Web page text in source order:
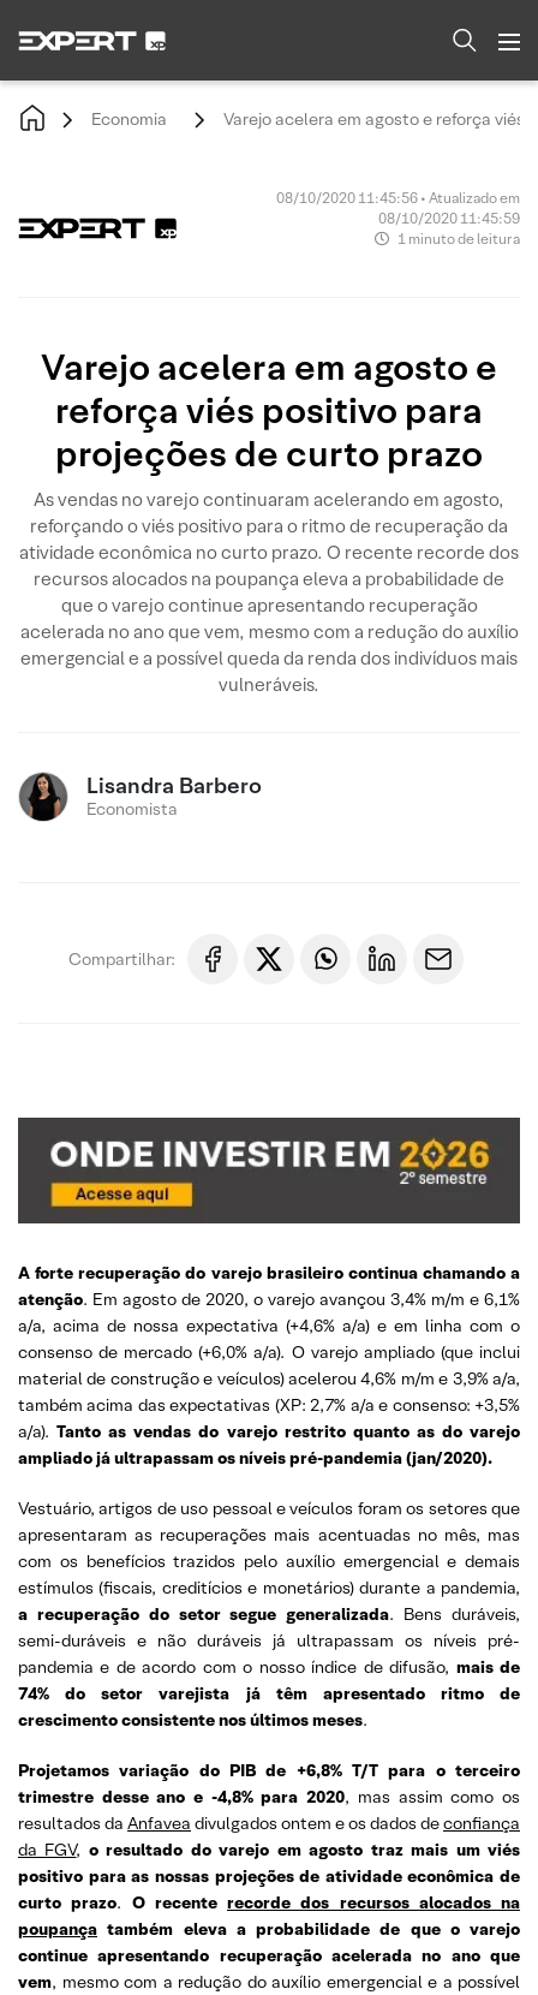
Economia Varejo acelera em agosto e reforça viés
08/10/2020 11:45:56 • Atualizado em
08/10/2020 11:45:59
1 minuto de leitura
Varejo acelera em agosto e
reforça viés positivo para
projeções de curto prazo
As vendas no varejo continuaram acelerando em agosto,
reforçando o viés positivo para o ritmo de recuperação da
atividade econômica no curto prazo. O recente recorde dos
recursos alocados na poupança eleva a probabilidade de
que o varejo continue apresentando recuperação
acelerada no ano que vem, mesmo com a redução do auxílio
emergencial e a possível queda da renda dos indivíduos mais
vulneráveis.
Lisandra Barbero
Economista
Compartilhar:
A forte recuperação do varejo brasileiro continua chamando a
atenção. Em agosto de 2020, o varejo avançou 3,4% m/m e 6,1%
a/a, acima de nossa expectativa (+4,6% a/a) e em linha com o
consenso de mercado (+6,0% a/a). O varejo ampliado (que inclui
material de construção e veículos) acelerou 4,6% m/m e 3,9% a/a,
também acima das expectativas (XP: 2,7% a/a e consenso: +3,5%
a/a).Tanto as vendas do varejo restrito quanto as do varejo
ampliado já ultrapassam os níveis pré-pandemia (jan/2020).
Vestuário, artigos de uso pessoal e veículos foram os setores que
apresentaram as recuperações mais acentuadas no mês, mas
com os benefícios trazidos pelo auxílio emergencial e demais
estímulos (fiscais, creditícios e monetários) durante a pandemia,
a recuperação do setor segue generalizada. Bens duráveis,
semi-duráveis e não duráveis já ultrapassam os níveis pré-
pandemia e de acordo com o nosso índice de difusão, mais de
74% do setor varejista já têm apresentado ritmo de
crescimento consistente nos últimos meses.
Projetamos variação do PIB de +6,8% T/T para o terceiro
trimestre desse ano e -4,8% para 2020, mas assim como os
resultados da Anfavea divulgados ontem e os dados deconfiança
da FGV, o resultado do varejo em agosto traz mais um viés
positivo para as nossas projeções de atividade econômica de
curto prazo. O recente recorde dos recursos alocados na
poupança também eleva a probabilidade de que o varejo
continue apresentando recuperação acelerada no ano que
vem, mesmo com a redução do auxílio emergencial e a possível